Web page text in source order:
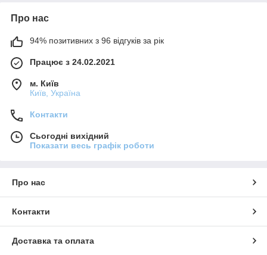
Про нас
94% позитивних з 96 відгуків за рік
Працює з 24.02.2021
м. Київ
Київ, Україна
Контакти
Сьогодні вихідний
Показати весь графік роботи
Про нас
Контакти
Доставка та оплата